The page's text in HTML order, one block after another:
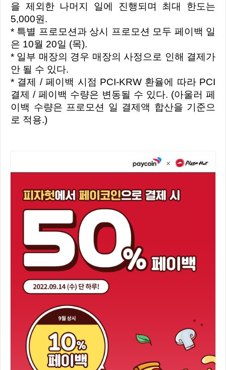
을 제외한 나머지 일에 진행되며 최대 한도는
5,000원.
* 특별 프로모션과 상시 프로모션 모두 페이백 일
은 10월 20일 (목).
* 일부 매장의 경우 매장의 사정으로 인해 결제가
안 될 수 있다.
* 결제 / 페이백 시점 PCI-KRW 환율에 따라 PCI
결제 / 페이백 수량은 변동될 수 있다. (아울러 페
이백 수량은 프로모션 일 결제액 합산을 기준으
로 적용.)